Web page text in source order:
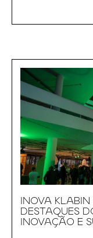
INOVA
DESTAQUES
INOVAÇÃO E